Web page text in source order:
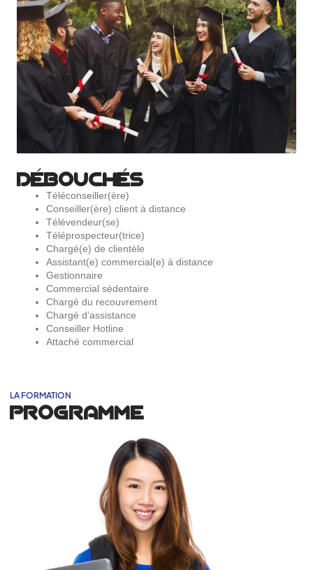
DÉBOUCHÉS
Téléconseiller(ère)
Conseiller(ère) client à distance
Télévendeur(se)
Téléprospecteur(trice)
Chargé(e) de clientèle
Assistant(e) commercial(e) à distance
Gestionnaire
Commercial sédentaire
Chargé du recouvrement
Chargé d’assistance
Conseiller Hotline
Attaché commercial
LA FORMATION
PROGRAMME